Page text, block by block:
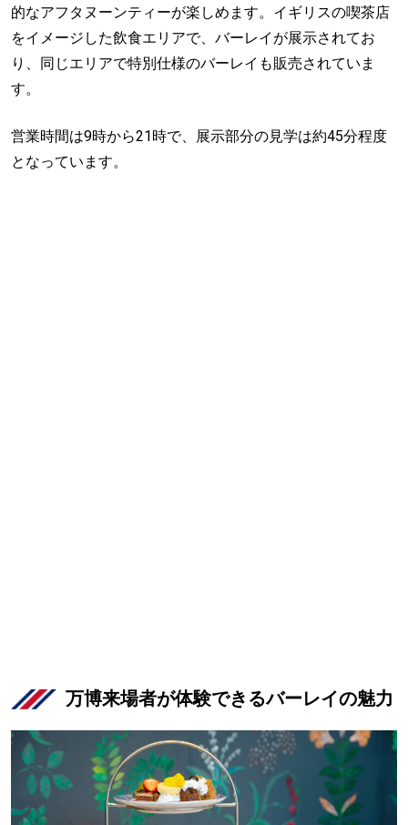
的なアフタヌーンティーが楽しめます。イギリスの喫茶店
をイメージした飲食エリアで、バーレイが展示されてお
り、同じエリアで特別仕様のバーレイも販売されていま
す。
営業時間は9時から21時で、展示部分の見学は約45分程度
となっています。
万博来場者が体験できるバーレイの魅力